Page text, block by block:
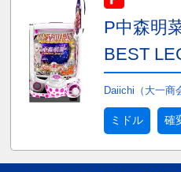
P中森明
BEST
Daiichi（大一商
ミドル 確